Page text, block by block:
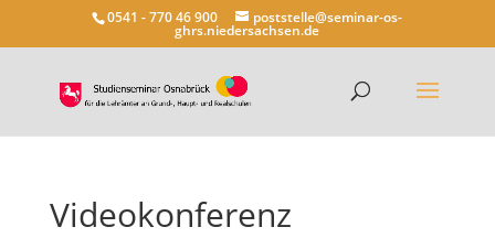
0541 - 770 46 900 poststelle@seminar-os-
ghrs.niedersachsen.de
Videokonferenz